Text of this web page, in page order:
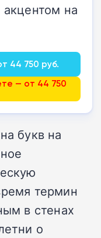
на
44 750 руб.
— от 44 750
букв на
термин
в стенах
о